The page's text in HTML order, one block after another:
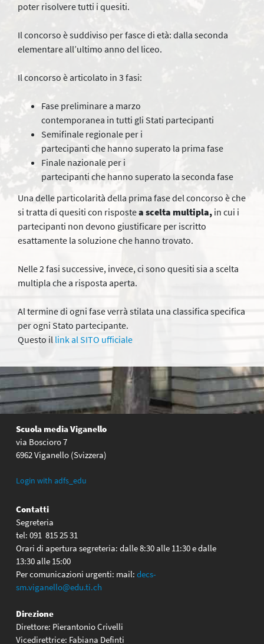
poter risolvere tutti i quesiti.
Il concorso è suddiviso per fasce di età: dalla seconda
elementare all’ultimo anno del liceo.
Il concorso è articolato in 3 fasi:
Fase preliminare a marzo
contemporanea in tutti gli Stati partecipanti
Semifinale regionale per i
partecipanti che hanno superato la prima fase
Finale nazionale per i
partecipanti che hanno superato la seconda fase
Una delle particolarità della prima fase del concorso è che
si tratta di quesiti con rispostea scelta multipla, in cui i
partecipanti non devono giustificare per iscritto
esattamente la soluzione che hanno trovato.
Nelle 2 fasi successive, invece, ci sono quesiti sia a scelta
multipla che a risposta aperta.
Al termine di ogni fase verrà stilata una classifica specifica
per ogni Stato partecipante.
Questo il link al SITO ufficiale
Scuola media Viganello
via Boscioro 7
6962 Viganello (Svizzera)
Login with adfs_edu
Contatti
Segreteria
tel: 091 815 25 31
Orari di apertura segreteria: dalle 8:30 alle 11:30 e dalle
13:30 alle 15:00
Per comunicazioni urgenti: mail: decs-
sm.viganello@edu.ti.ch
Direzione
Direttore: Pierantonio Crivelli
Vicedirettrice: Fabiana Definti